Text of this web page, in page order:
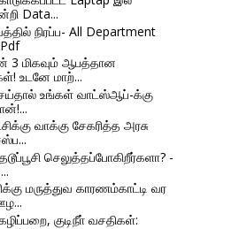
Data...
நிரப்ப- All Department
3 மிகவும் ஆபத்தான
உடனே மாற்...
உங்கள் வாட்ஸ்ஆப்-க்கு
வாக்கு சேகரித்த அரசு
செலுத்தப்போகிறீர்களா? -
மருத்துவ காரணம்காட்டி வர
குடிநீா் வசதிகள்: